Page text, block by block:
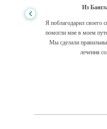
Из
Я поблагодарил
помогли мне в моем
Мы сделали
лечения